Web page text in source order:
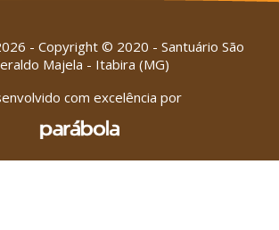
- Copyright © 2020 - Santuário São
Majela - Itabira (MG)
com excelência por